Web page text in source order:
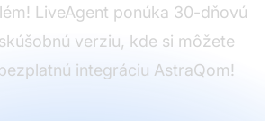
LiveAgent ponúka 30-dňovú
verziu, kde si môžete
integráciu AstraQom!